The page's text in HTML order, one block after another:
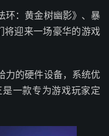
环：黄金树幽影》、暴
迎来一场豪华的游戏
力的硬件设备，系统优
一款专为游戏玩家定